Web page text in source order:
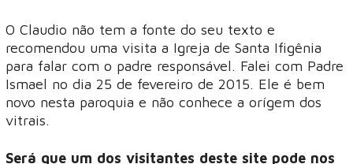
O Claudio não tem a fonte do seu texto e
recomendou uma visita a Igreja de Santa Ifigênia
para falar com o padre responsável. Falei com Padre
Ismael no dia 25 de fevereiro de 2015. Ele é bem
novo nesta paroquia e não conhece a orígem dos
vitrais.
Será que um dos visitantes deste site pode nos